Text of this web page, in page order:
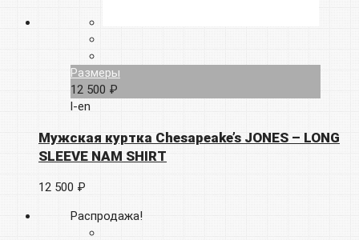
Размеры
12 500 ₽
l-en
Мужская куртка Chesapeake’s JONES – LONG
SLEEVE NAM SHIRT
12 500 ₽
Распродажа!